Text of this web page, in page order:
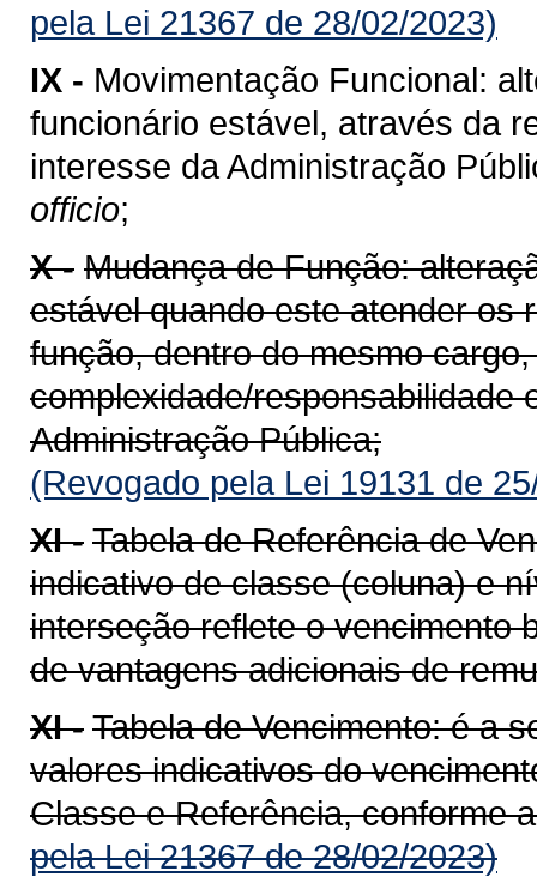
pela Lei 21367 de 28/02/2023)
IX - Movimentação Funcional:
funcionário estável, através da
interesse da Administração
officio;
X - Mudança de Função:
estável quando este atender os
função, dentro do mesmo
complexidade/responsabilidade
Administração Pública;
(Revogado pela Lei 19131 de
XI - Tabela de Referência de
indicativo de classe (coluna) e
interseção reflete o vencimento
de vantagens adicionais de
XI - Tabela de Vencimento: é a
valores indicativos do
Classe e Referência, conforme
pela Lei 21367 de 28/02/2023)